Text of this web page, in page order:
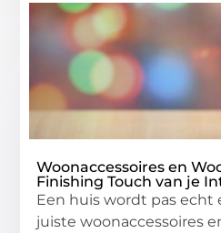
Woonaccessoires en
Finishing Touch van je
Een huis wordt pas echt
juiste woonaccessoires